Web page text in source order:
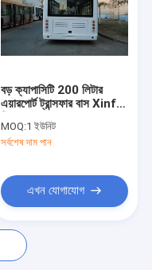
বড় ক্যাপাসিটি 200 লিটার
এয়ারপোর্ট ট্রান্সফার বাস Xinfa
MOQ:1 ইউনিট
সর্বশেষ দাম পান
এখন যোগাযোগ